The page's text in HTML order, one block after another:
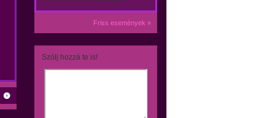
Friss események »
Szólj hozzá te is!